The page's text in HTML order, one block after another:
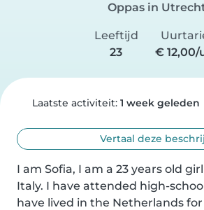
Oppas in
Leeftijd
23
€ 12,00/
Laatste activiteit: 1 week geleden
Vertaal deze
I am Sofia, I am a 23 years old
Italy. I have attended high-
have lived in the Netherlands for